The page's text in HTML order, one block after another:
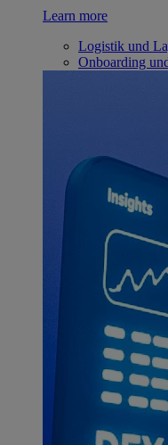
Learn more
Logistik und
Onboarding